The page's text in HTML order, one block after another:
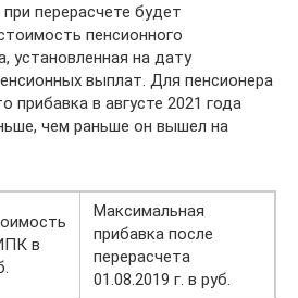
перерасчете будет
пенсионного
установленная на дату
выплат. Для пенсионера
прибавка в августе 2021 года
чем раньше он вышел на
в
Максимальная
прибавка после
перерасчета
01.08.2019 г. в руб.